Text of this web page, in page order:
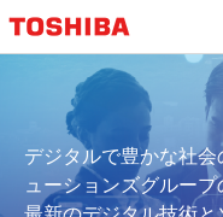
ン
プ
デジタルで豊かな社
ューションズグループ